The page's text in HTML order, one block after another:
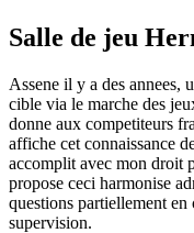
Salle de jeu
Assene il y a des annees,
cible via le marche des
donne aux competiteurs
affiche cet connaissance
accomplit avec mon droit
propose ceci harmonise
questions partiellement en
supervision.